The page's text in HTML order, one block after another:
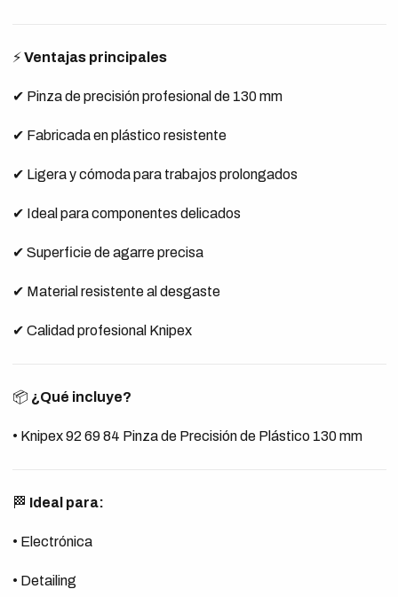
⚡Ventajas principales
✔ Pinza de precisión profesional de 130 mm
✔ Fabricada en plástico resistente
✔ Ligera y cómoda para trabajos prolongados
✔ Ideal para componentes delicados
✔ Superficie de agarre precisa
✔ Material resistente al desgaste
✔ Calidad profesional Knipex
📦 ¿Qué incluye?
• Knipex 92 69 84 Pinza de Precisión de Plástico 130 mm
🏁 Ideal para:
• Electrónica
• Detailing